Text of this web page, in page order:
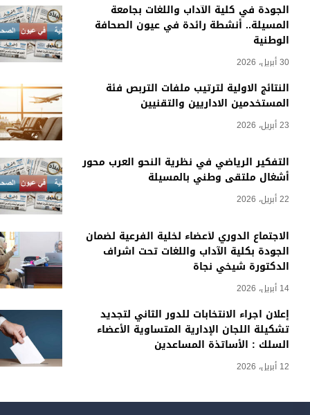
الجودة في كلية الآداب واللغات بجامعة
المسيلة.. أنشطة رائدة في عيون الصحافة
الوطنية
30 أبريل، 2026
النتائج الاولية لترتيب ملفات التربص فئة
المستخدمين الاداريين والتقنيين
23 أبريل، 2026
التفكير الرياضي في نظرية النحو العرب محور
أشغال ملتقى وطني بالمسيلة
22 أبريل، 2026
الاجتماع الدوري لأعضاء لخلية الفرعية لضمان
الجودة بكلية الآداب واللغات تحت اشراف
الدكتورة شيخي نجاة
14 أبريل، 2026
إعلان اجراء الانتخابات للدور الثاني لتجديد
تشكيلة اللجان الإدارية المتساوية الأعضاء
السلك : الأساتذة المساعدين
12 أبريل، 2026